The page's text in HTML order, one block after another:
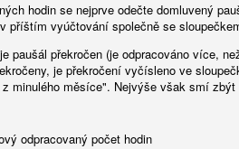
hodin se nejprve odečte domluvený
příštím vyúčtování společně se
paušál překročen (je odpracováno více,
je překročení vyčísleno ve
minulého měsíce". Nejvýše však smí
odpracovaný počet hodin